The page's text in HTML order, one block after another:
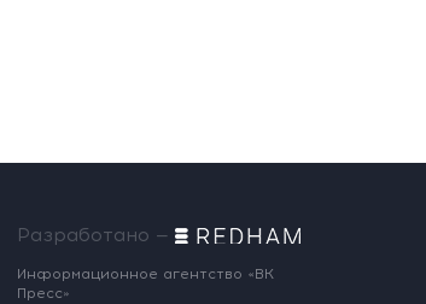
Разработано —
Информационное агентство «ВК
Пресс»